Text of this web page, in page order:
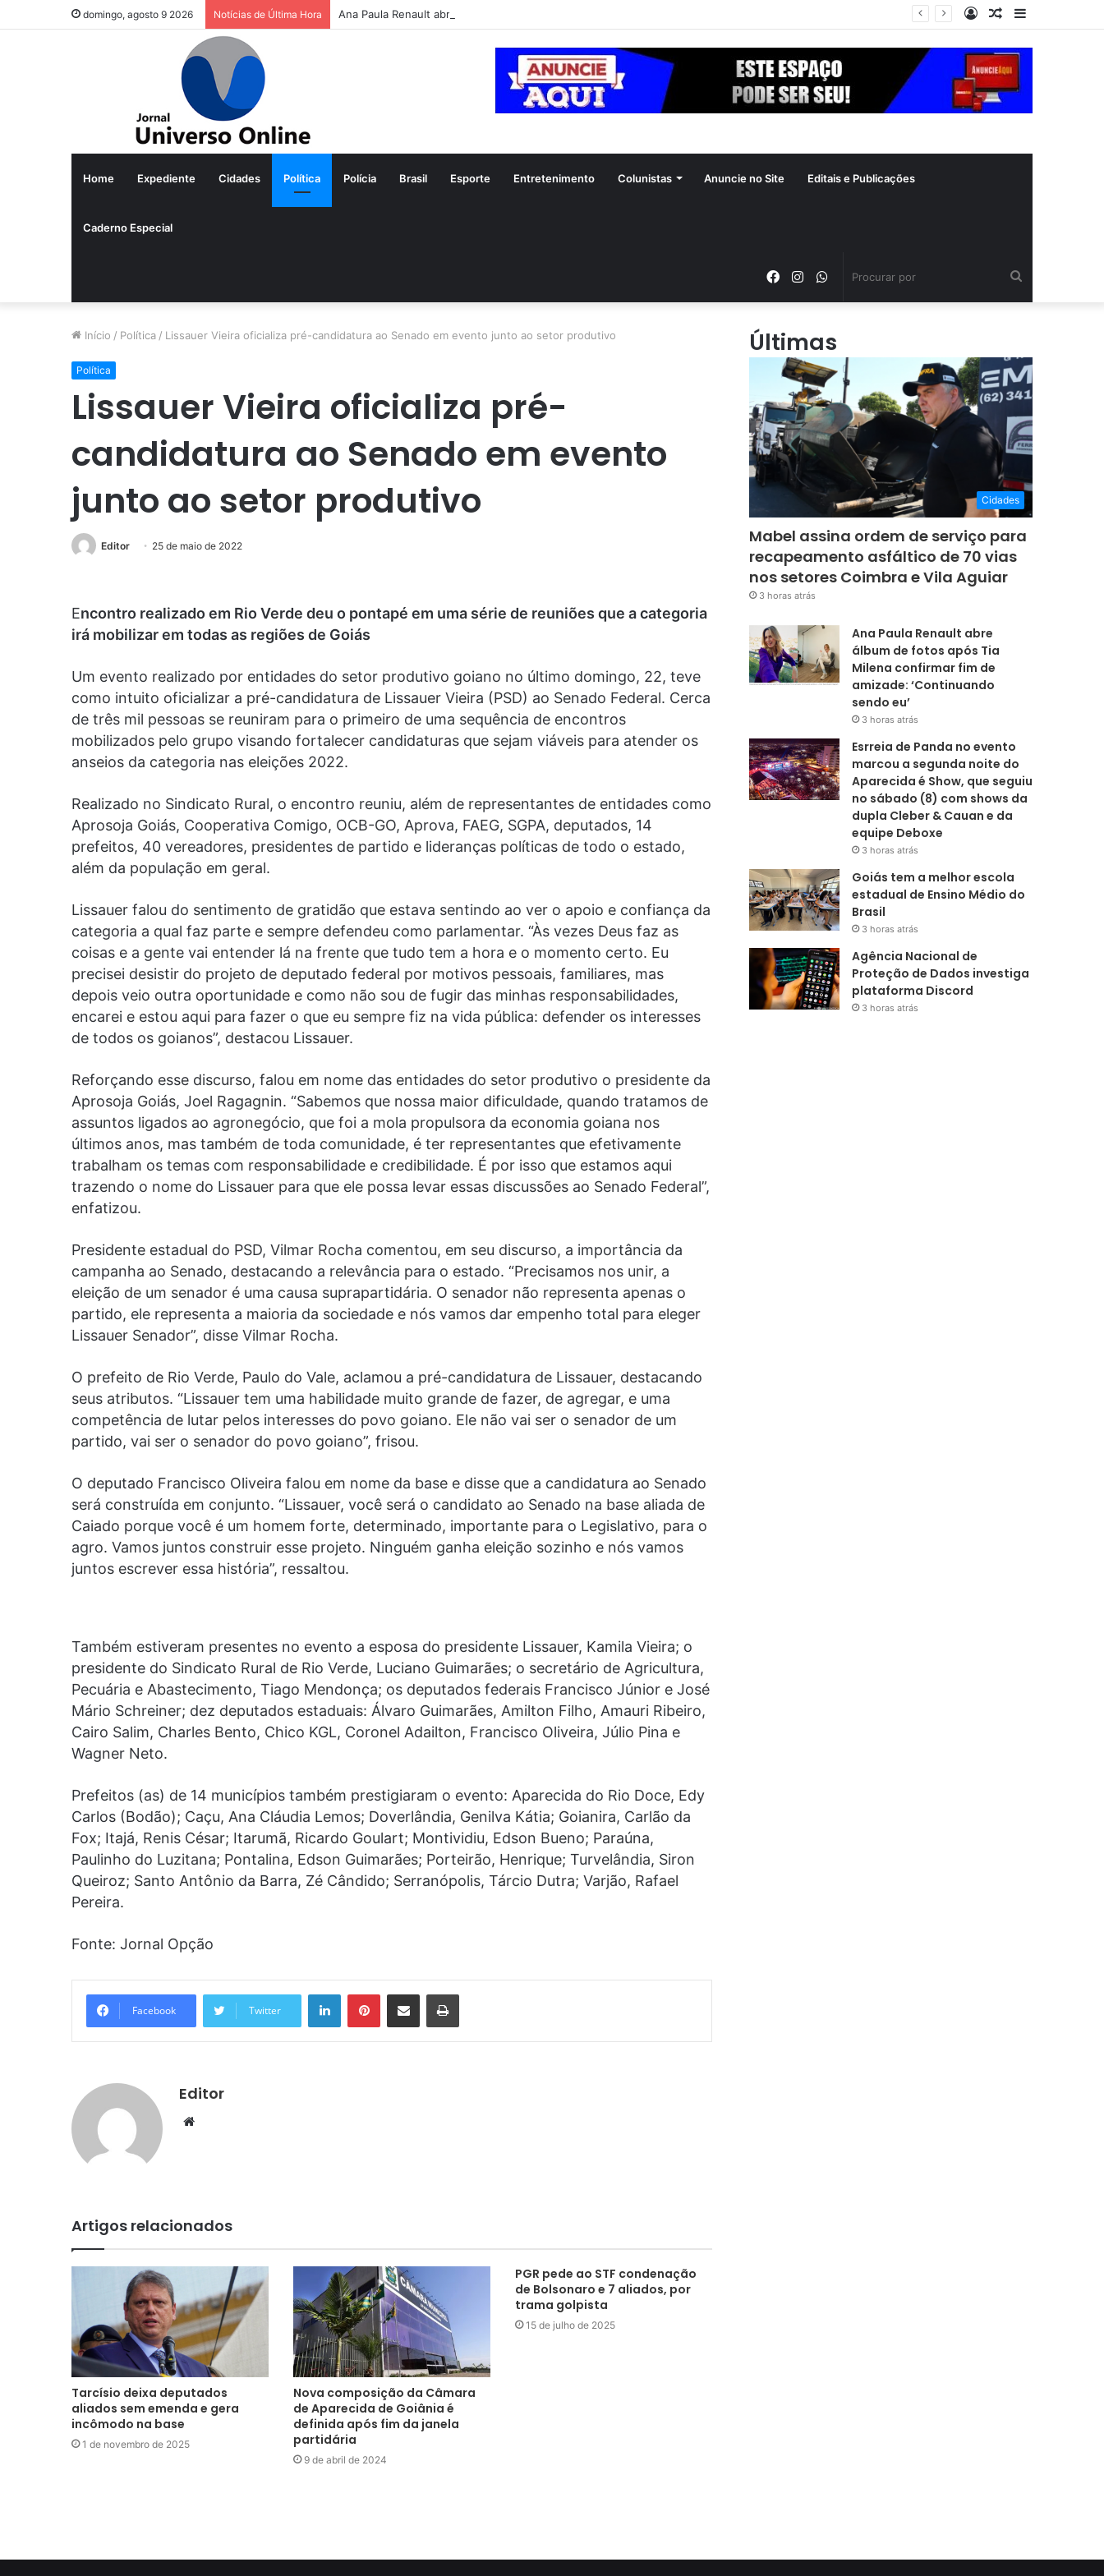
domingo, agosto 9 2026 Notícias de Última Hora Ana Paula Renault abre álbum de fotos após Tia Milena confirmar fim de amizade: ‘Continuando sendo eu’
Barra
Artigo
Entrar
Home Expediente Cidades Política Polícia Brasil Esporte Entretenimento Colunistas Anuncie no Site Editais e Publicações
Caderno Especial
WhatsApp
Instagram
Facebook
Início / Política / Lissauer Vieira oficializa pré-candidatura ao Senado em evento junto ao setor produtivo
Política
Lissauer Vieira oficializa pré-
candidatura ao Senado em evento
junto ao setor produtivo
Editor 25 de maio de 2022
Encontro realizado em Rio Verde deu o pontapé em uma série de reuniões que a categoria
irá mobilizar em todas as regiões de Goiás
Um evento realizado por entidades do setor produtivo goiano no último domingo, 22, teve
como intuito oficializar a pré-candidatura de Lissauer Vieira (PSD) ao Senado Federal. Cerca
de três mil pessoas se reuniram para o primeiro de uma sequência de encontros
mobilizados pelo grupo visando fortalecer candidaturas que sejam viáveis para atender os
anseios da categoria nas eleições 2022.
Realizado no Sindicato Rural, o encontro reuniu, além de representantes de entidades como
Aprosoja Goiás, Cooperativa Comigo, OCB-GO, Aprova, FAEG, SGPA, deputados, 14
prefeitos, 40 vereadores, presidentes de partido e lideranças políticas de todo o estado,
além da população em geral.
Lissauer falou do sentimento de gratidão que estava sentindo ao ver o apoio e confiança da
categoria a qual faz parte e sempre defendeu como parlamentar. “Às vezes Deus faz as
coisas e a gente vai entender lá na frente que tudo tem a hora e o momento certo. Eu
precisei desistir do projeto de deputado federal por motivos pessoais, familiares, mas
depois veio outra oportunidade e como não sou de fugir das minhas responsabilidades,
encarei e estou aqui para fazer o que eu sempre fiz na vida pública: defender os interesses
de todos os goianos”, destacou Lissauer.
Reforçando esse discurso, falou em nome das entidades do setor produtivo o presidente da
Aprosoja Goiás, Joel Ragagnin. “Sabemos que nossa maior dificuldade, quando tratamos de
assuntos ligados ao agronegócio, que foi a mola propulsora da economia goiana nos
últimos anos, mas também de toda comunidade, é ter representantes que efetivamente
trabalham os temas com responsabilidade e credibilidade. É por isso que estamos aqui
trazendo o nome do Lissauer para que ele possa levar essas discussões ao Senado Federal”,
enfatizou.
Presidente estadual do PSD, Vilmar Rocha comentou, em seu discurso, a importância da
campanha ao Senado, destacando a relevância para o estado. “Precisamos nos unir, a
eleição de um senador é uma causa suprapartidária. O senador não representa apenas o
partido, ele representa a maioria da sociedade e nós vamos dar empenho total para eleger
Lissauer Senador”, disse Vilmar Rocha.
O prefeito de Rio Verde, Paulo do Vale, aclamou a pré-candidatura de Lissauer, destacando
seus atributos. “Lissauer tem uma habilidade muito grande de fazer, de agregar, e uma
competência de lutar pelos interesses do povo goiano. Ele não vai ser o senador de um
partido, vai ser o senador do povo goiano”, frisou.
O deputado Francisco Oliveira falou em nome da base e disse que a candidatura ao Senado
será construída em conjunto. “Lissauer, você será o candidato ao Senado na base aliada de
Caiado porque você é um homem forte, determinado, importante para o Legislativo, para o
agro. Vamos juntos construir esse projeto. Ninguém ganha eleição sozinho e nós vamos
juntos escrever essa história”, ressaltou.
Também estiveram presentes no evento a esposa do presidente Lissauer, Kamila Vieira; o
presidente do Sindicato Rural de Rio Verde, Luciano Guimarães; o secretário de Agricultura,
Pecuária e Abastecimento, Tiago Mendonça; os deputados federais Francisco Júnior e José
Mário Schreiner; dez deputados estaduais: Álvaro Guimarães, Amilton Filho, Amauri Ribeiro,
Cairo Salim, Charles Bento, Chico KGL, Coronel Adailton, Francisco Oliveira, Júlio Pina e
Wagner Neto.
Prefeitos (as) de 14 municípios também prestigiaram o evento: Aparecida do Rio Doce, Edy
Carlos (Bodão); Caçu, Ana Cláudia Lemos; Doverlândia, Genilva Kátia; Goianira, Carlão da
Fox; Itajá, Renis César; Itarumã, Ricardo Goulart; Montividiu, Edson Bueno; Paraúna,
Paulinho do Luzitana; Pontalina, Edson Guimarães; Porteirão, Henrique; Turvelândia, Siron
Queiroz; Santo Antônio da Barra, Zé Cândido; Serranópolis, Tárcio Dutra; Varjão, Rafael
Pereira.
Fonte: Jornal Opção
Facebook Twitter
LinkedinPinterestCompartilhar via e-mail Imprimir
Editor
Website
Artigos relacionados
Tarcísio deixa deputados
aliados sem emenda e gera
incômodo na base
1 de novembro de 2025
Nova composição da Câmara
de Aparecida de Goiânia é
definida após fim da janela
partidária
9 de abril de 2024
PGR pede ao STF condenação
de Bolsonaro e 7 aliados, por
trama golpista
15 de julho de 2025
Últimas
Cidades
Mabel assina ordem de serviço para
recapeamento asfáltico de 70 vias
nos setores Coimbra e Vila Aguiar
3 horas atrás
Ana Paula Renault abre
álbum de fotos após Tia
Milena confirmar fim de
amizade: ‘Continuando
sendo eu’
3 horas atrás
Esrreia de Panda no evento
marcou a segunda noite do
Aparecida é Show, que seguiu
no sábado (8) com shows da
dupla Cleber & Cauan e da
equipe Deboxe
3 horas atrás
Goiás tem a melhor escola
estadual de Ensino Médio do
Brasil
3 horas atrás
Agência Nacional de
Proteção de Dados investiga
plataforma Discord
3 horas atrás